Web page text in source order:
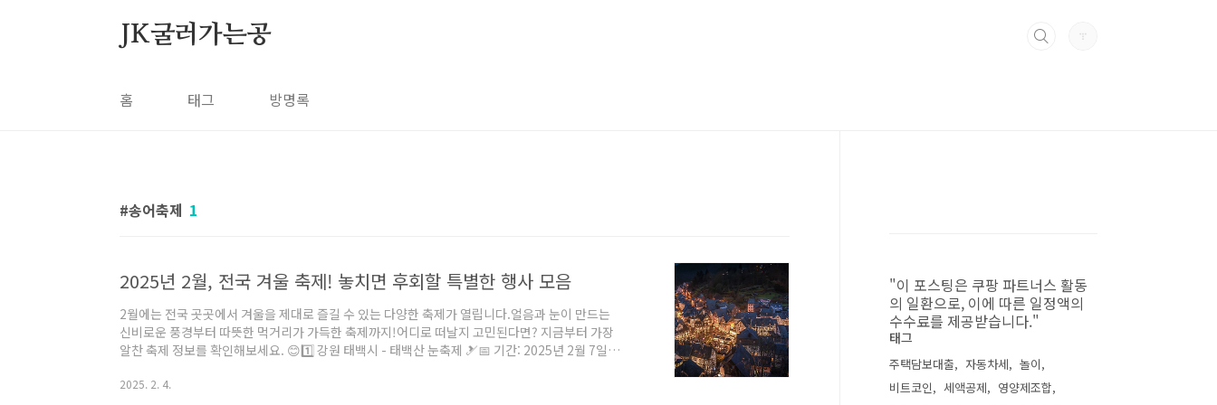
JK굴러가는공
홈 태그 방명록
송어축제 1
2025년 2월, 전국 겨울 축제! 놓치면 후회할 특별한 행사 모음
2월에는 전국 곳곳에서 겨울을 제대로 즐길 수 있는 다양한 축제가 열립니다.얼음과 눈이 만드는
신비로운 풍경부터 따뜻한 먹거리가 가득한 축제까지!어디로 떠날지 고민된다면? 지금부터 가장
알찬 축제 정보를 확인해보세요. 😊1️⃣ 강원 태백시 - 태백산 눈축제 🎿📅 기간: 2025년 2월 7일
소: 강원도 태백시 천제단길 162🚌 가는 길:🚆 KTX 강릉선 → 태백역 하차 → 버스로 20분 이동
2025. 2. 4.
"이 포스팅은 쿠팡 파트너스 활동
의 일환으로, 이에 따른 일정액의
수수료를 제공받습니다."
태그
주택담보대출 자동차세
놀이
비트코인
세액공제
영양제조합